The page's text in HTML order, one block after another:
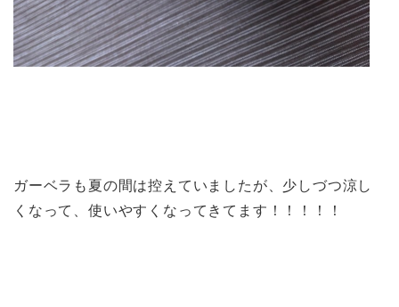
ガーベラも夏の間は控えていましたが、少しづつ涼し
くなって、使いやすくなってきてます！！！！！